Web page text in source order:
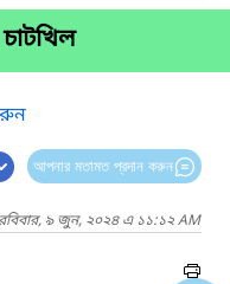
আপনার মতামত প্রদান করুন
রবিবার, ৯ জুন, ২০২৪ এ ১১:১২ AM